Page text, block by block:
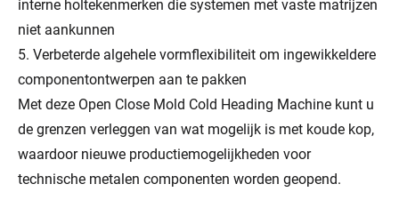
interne holtekenmerken die systemen met vaste matrijzen
niet aankunnen
5. Verbeterde algehele vormflexibiliteit om ingewikkeldere
componentontwerpen aan te pakken
Met deze Open Close Mold Cold Heading Machine kunt u
de grenzen verleggen van wat mogelijk is met koude kop,
waardoor nieuwe productiemogelijkheden voor
technische metalen componenten worden geopend.